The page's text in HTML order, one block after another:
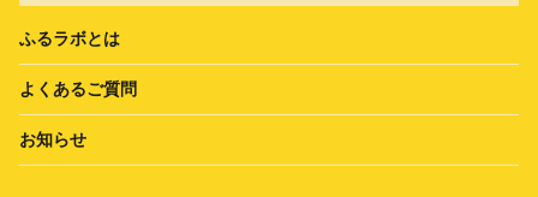
ふるラボとは
よくあるご質問
お知らせ